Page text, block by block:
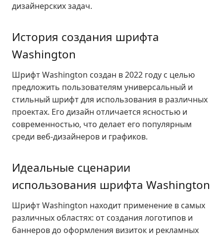
дизайнерских задач.
История создания шрифта
Washington
Шрифт Washington создан в 2022 году с целью
предложить пользователям универсальный и
стильный шрифт для использования в различных
проектах. Его дизайн отличается ясностью и
современностью, что делает его популярным
среди веб-дизайнеров и графиков.
Идеальные сценарии
использования шрифта Washington
Шрифт Washington находит применение в самых
различных областях: от создания логотипов и
баннеров до оформления визиток и рекламных